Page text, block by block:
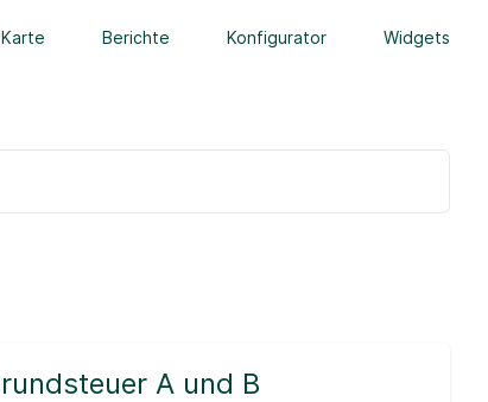
Berichte Konfigurator Widgets
A und B